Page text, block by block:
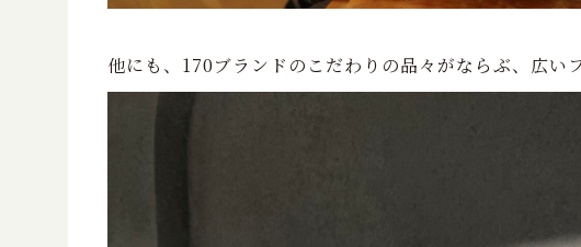
他にも、170ブランドのこだわりの品々がならぶ、広い